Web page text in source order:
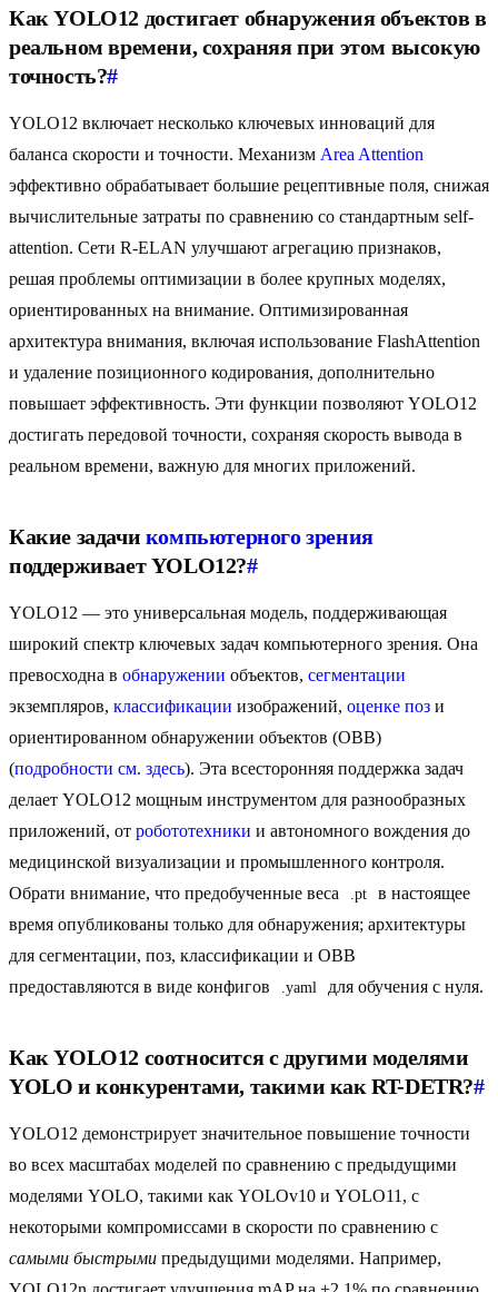
Как YOLO12 достигает обнаружения объектов в
реальном времени, сохраняя при этом высокую
точность?#
YOLO12 включает несколько ключевых инноваций для
баланса скорости и точности. Механизм Area Attention
эффективно обрабатывает большие рецептивные поля, снижая
вычислительные затраты по сравнению со стандартным self-
attention. Сети R-ELAN улучшают агрегацию признаков,
решая проблемы оптимизации в более крупных моделях,
ориентированных на внимание. Оптимизированная
архитектура внимания, включая использование FlashAttention
и удаление позиционного кодирования, дополнительно
повышает эффективность. Эти функции позволяют YOLO12
достигать передовой точности, сохраняя скорость вывода в
реальном времени, важную для многих приложений.
Какие задачи компьютерного зрения
поддерживает YOLO12?#
YOLO12 — это универсальная модель, поддерживающая
широкий спектр ключевых задач компьютерного зрения. Она
превосходна в обнаружении объектов, сегментации
экземпляров, классификации изображений, оценке поз и
ориентированном обнаружении объектов (OBB)
(подробности см. здесь). Эта всесторонняя поддержка задач
делает YOLO12 мощным инструментом для разнообразных
приложений, от робототехники и автономного вождения до
медицинской визуализации и промышленного контроля.
Обрати внимание, что предобученные веса
.pt
в настоящее
время опубликованы только для обнаружения; архитектуры
для сегментации, поз, классификации и OBB
предоставляются в виде конфигов
.yaml для обучения с нуля.
Как YOLO12 соотносится с другими моделями
YOLO и конкурентами, такими как RT-DETR?#
YOLO12 демонстрирует значительное повышение точности
во всех масштабах моделей по сравнению с предыдущими
моделями YOLO, такими как YOLOv10 и YOLO11, с
некоторыми компромиссами в скорости по сравнению с
самыми быстрыми предыдущими моделями. Например,